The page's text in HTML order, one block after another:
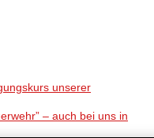
unserer
– auch bei uns in